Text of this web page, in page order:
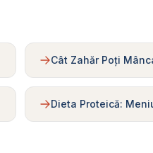
Cât Zahăr Poți
Dieta Proteică: